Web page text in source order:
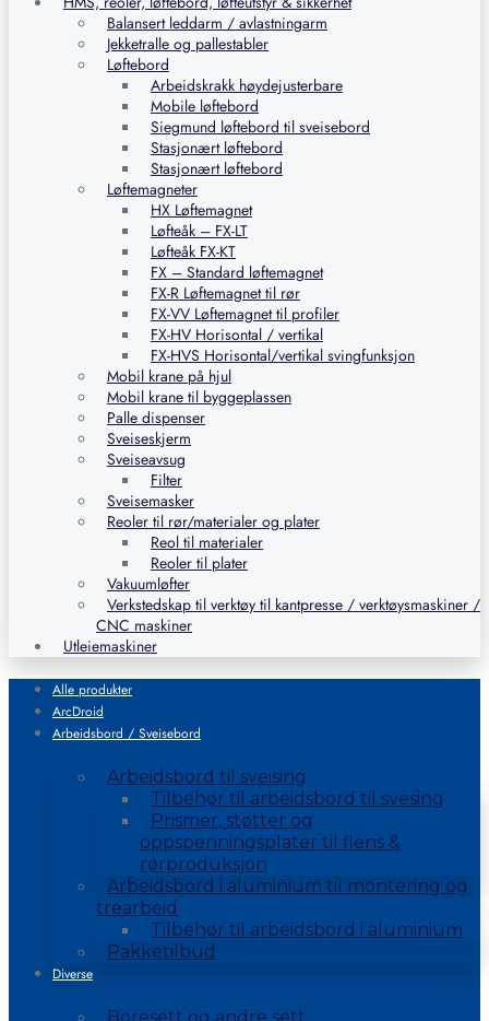
Balansert leddarm / avlastningarm
Jekketralle og pallestabler
Løftebord
Arbeidskrakk høydejusterbare
Mobile løftebord
Siegmund løftebord til sveisebord
Stasjonært løftebord
Stasjonært løftebord
Løftemagneter
HX Løftemagnet
Løfteåk – FX-LT
Løfteåk FX-KT
FX – Standard løftemagnet
FX-R Løftemagnet til rør
FX-VV Løftemagnet til profiler
FX-HV Horisontal / vertikal
FX-HVS Horisontal/vertikal svingfunksjon
Mobil krane på hjul
Mobil krane til byggeplassen
Palle dispenser
Sveiseskjerm
Sveiseavsug
Filter
Sveisemasker
Reoler til rør/materialer og plater
Reol til materialer
Reoler til plater
Vakuumløfter
Verkstedskap til verktøy til kantpresse / verktøysmaskiner /
CNC maskiner
Utleiemaskiner
Alle produkter
ArcDroid
Arbeidsbord / Sveisebord
Arbeidsbord til sveising
Tilbehør til arbeidsbord til svesing
Prismer, støtter og
oppspenningsplater til flens &
rørproduksjon
Arbeidsbord i aluminium til montering og
trearbeid
Tilbehør til arbeidsbord i aluminium
Pakketilbud
Diverse